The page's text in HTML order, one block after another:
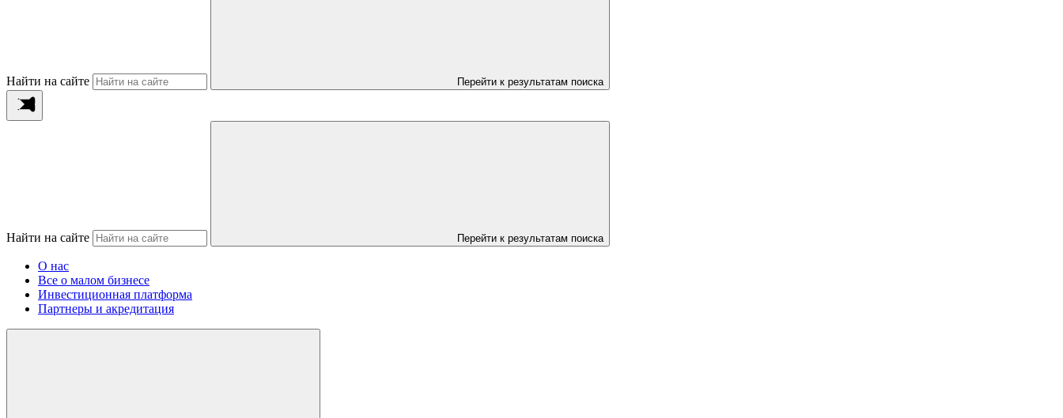
Найти на сайте Перейти к результатам поиска
Найти на сайте Перейти к результатам поиска
О нас
Все о малом бизнесе
Инвестиционная платформа
Партнеры и акредитация